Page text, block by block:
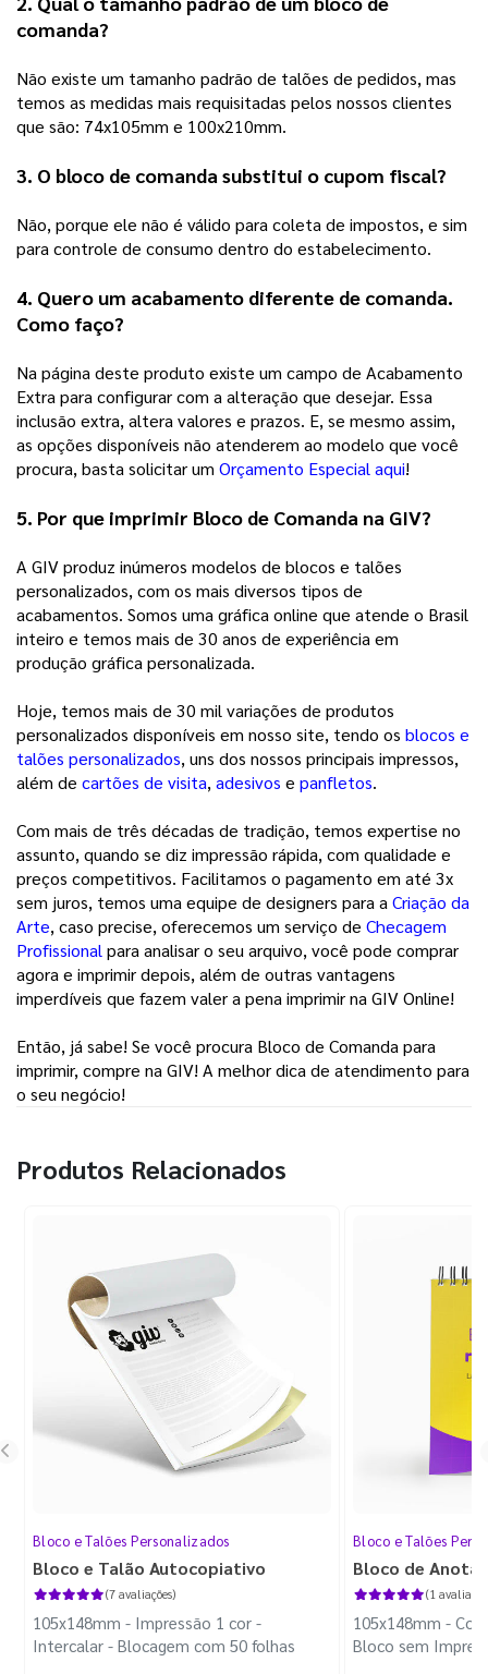
comanda?
Não existe um tamanho padrão de talões de pedidos, mas
temos as medidas mais requisitadas pelos nossos clientes
que são: 74x105mm e 100x210mm.
3. O bloco de comanda substitui o cupom fiscal?
Não, porque ele não é válido para coleta de impostos, e sim
para controle de consumo dentro do estabelecimento.
4. Quero um acabamento diferente de comanda.
Como faço?
Na página deste produto existe um campo de Acabamento
Extra para configurar com a alteração que desejar. Essa
inclusão extra, altera valores e prazos. E, se mesmo assim,
as opções disponíveis não atenderem ao modelo que você
procura, basta solicitar um Orçamento Especial aqui!
5. Por que imprimir Bloco de Comanda na GIV?
A GIV produz inúmeros modelos de blocos e talões
personalizados, com os mais diversos tipos de
acabamentos. Somos uma gráfica online que atende o Brasil
inteiro e temos mais de 30 anos de experiência em
produção gráfica personalizada.
Hoje, temos mais de 30 mil variações de produtos
personalizados disponíveis em nosso site, tendo os blocos e
talões personalizados, uns dos nossos principais impressos,
além de cartões de visita, adesivos e panfletos.
Com mais de três décadas de tradição, temos expertise no
assunto, quando se diz impressão rápida, com qualidade e
preços competitivos. Facilitamos o pagamento em até 3x
sem juros, temos uma equipe de designers para a Criação da
Arte, caso precise, oferecemos um serviço de Checagem
Profissional para analisar o seu arquivo, você pode comprar
agora e imprimir depois, além de outras vantagens
imperdíveis que fazem valer a pena imprimir na GIV Online!
Então, já sabe! Se você procura Bloco de Comanda para
imprimir, compre na GIV! A melhor dica de atendimento para
o seu negócio!
Produtos Relacionados
Bloco e Talões Personalizados
Bloco e Talão Autocopiativo
(7 avaliações)
105x148mm - Impressão 1 cor -
Intercalar - Blocagem com 50 folhas
Bloco e Talões
Bloco de
(1
105x148mm -
Bloco sem